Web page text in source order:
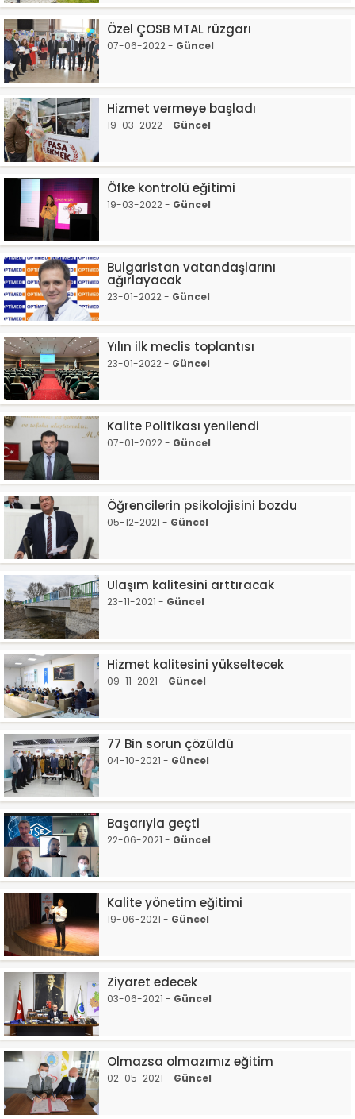
Özel ÇOSB MTAL rüzgarı
07-06-2022 - Güncel
Hizmet vermeye başladı
19-03-2022 - Güncel
Öfke kontrolü eğitimi
19-03-2022 - Güncel
Bulgaristan vatandaşlarını
ağırlayacak
23-01-2022 - Güncel
Yılın ilk meclis toplantısı
23-01-2022 - Güncel
Kalite Politikası yenilendi
07-01-2022 - Güncel
Öğrencilerin psikolojisini bozdu
05-12-2021 - Güncel
Ulaşım kalitesini arttıracak
23-11-2021 - Güncel
Hizmet kalitesini yükseltecek
09-11-2021 - Güncel
77 Bin sorun çözüldü
04-10-2021 - Güncel
Başarıyla geçti
22-06-2021 - Güncel
Kalite yönetim eğitimi
19-06-2021 - Güncel
Ziyaret edecek
03-06-2021 - Güncel
Olmazsa olmazımız eğitim
02-05-2021 - Güncel